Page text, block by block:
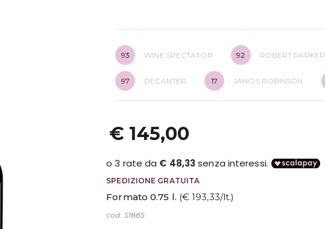
93 WINE SPECTATOR 92 ROBERT PARKER
97 DECANTER 17 JANCIS ROBINSON
€ 145,00
SPEDIZIONE GRATUITA
Formato 0.75 l. (€ 193,33/lt.)
cod. S1885